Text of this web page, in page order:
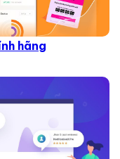
hãng